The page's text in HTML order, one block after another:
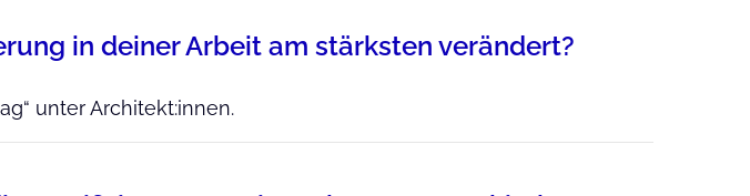
in deiner Arbeit am stärksten verändert?
unter Architekt:innen.